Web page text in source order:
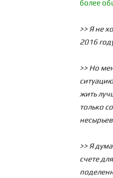
более
>> Я не
2016
>> Но
жить
только
>> Я
счете